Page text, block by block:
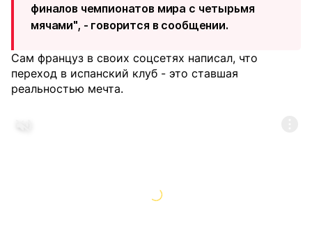
финалов чемпионатов мира с четырьмя
мячами", - говорится в сообщении.
Сам француз в своих соцсетях написал, что
переход в испанский клуб - это ставшая
реальностью мечта.